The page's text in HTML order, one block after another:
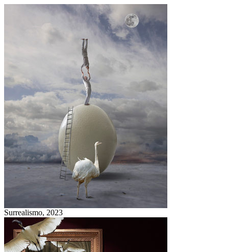
Surrealismo, 2023